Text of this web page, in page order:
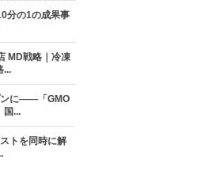
分の1の成果事
MD戦略｜冷凍
...
ンに――「GMO
国...
トを同時に解